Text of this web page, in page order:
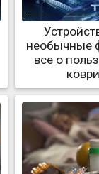
необычные
все о